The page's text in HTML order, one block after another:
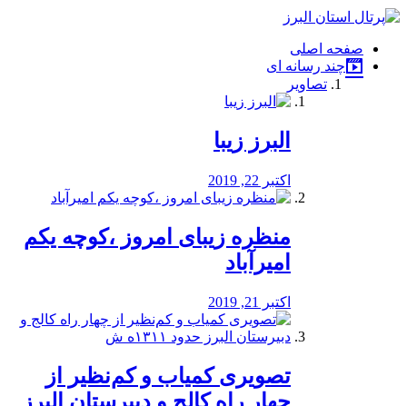
فصد
شرق
تهران
خشکشویی
صفحه اصلی
چند رسانه ای
تصاویر
البرز زیبا
اکتبر 22, 2019
منظره‌‌ زیبای امروز ،کوچه یکم
امیرآباد
اکتبر 21, 2019
️تصویری کمیاب و کم‌نظیر از
چهار راه كالج و دبيرستان البرز